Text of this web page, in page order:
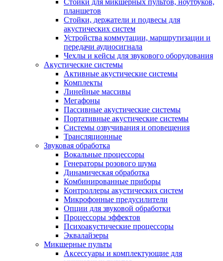
Стойки для микшерных пультов, ноутбуков,
планшетов
Стойки, держатели и подвесы для
акустических систем
Устройства коммутации, маршрутизации и
передачи аудиосигнала
Чехлы и кейсы для звукового оборудования
Акустические системы
Активные акустические системы
Комплекты
Линейные массивы
Мегафоны
Пассивные акустические системы
Портативные акустические системы
Системы озвучивания и оповещения
Трансляционные
Звуковая обработка
Вокальные процессоры
Генераторы розового шума
Динамическая обработка
Комбинированные приборы
Контроллеры акустических систем
Микрофонные предусилители
Опции для звуковой обработки
Процессоры эффектов
Психоакустические процессоры
Эквалайзеры
Микшерные пульты
Аксессуары и комплектующие для